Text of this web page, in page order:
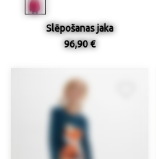
Slēpošanas jaka
96,90 €